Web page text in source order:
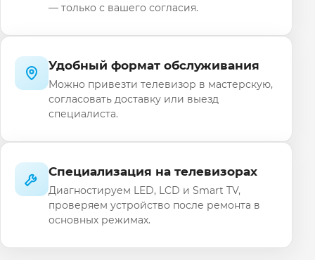
— только с вашего согласия.
Удобный формат обслуживания
Можно привезти телевизор в мастерскую,
согласовать доставку или выезд
специалиста.
Специализация на телевизорах
Диагностируем LED, LCD и Smart TV,
проверяем устройство после ремонта в
основных режимах.